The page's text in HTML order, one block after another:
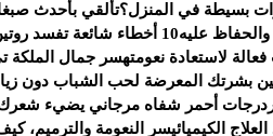
بسيطة في المنزل؟تألقي بأحدث
عليه10 أخطاء شائعة تفسد روتين العناية بالبشرة
لاستعادة نعومتهسر جمال الملكة
بشرتك المعرضة لحب الشباب دون
درجات أحمر شفاه مرجاني يضيء شعرك
الكيميائيسر النعومة والترميم،